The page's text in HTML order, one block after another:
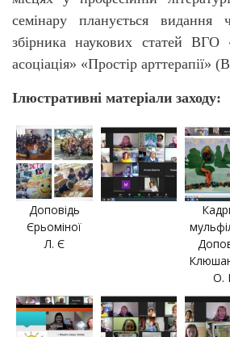
семінару планується видання
збірника наукових статей ВГО
асоціація» «Простір арттерапії»
Ілюстративні матеріали заходу:
Доповідь
Єрьоміної
Л. Є
О.